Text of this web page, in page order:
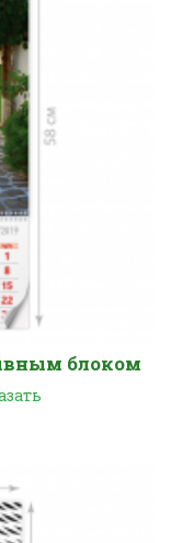
блоком